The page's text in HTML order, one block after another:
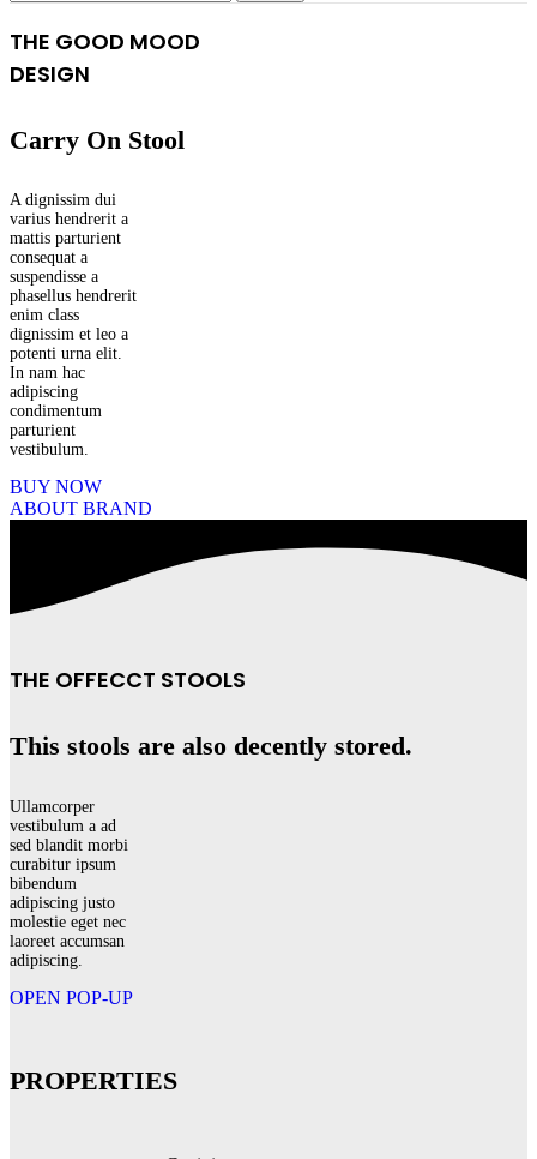
THE GOOD MOOD
DESIGN
Carry On Stool
A dignissim dui
varius hendrerit a
mattis parturient
consequat a
suspendisse a
phasellus hendrerit
enim class
dignissim et leo a
potenti urna elit.
In nam hac
adipiscing
condimentum
parturient
vestibulum.
BUY NOW
ABOUT BRAND
THE OFFECCT STOOLS
This stools are also decently stored.
Ullamcorper
vestibulum a ad
sed blandit morbi
curabitur ipsum
bibendum
adipiscing justo
molestie eget nec
laoreet accumsan
adipiscing.
OPEN POP-UP
PROPERTIES